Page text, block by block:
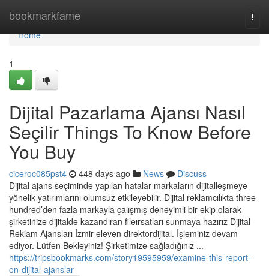
bookmarkfame
Home
Home
1
Dijital Pazarlama Ajansı Nasıl
Seçilir Things To Know Before
You Buy
ciceroc085pst4 448 days ago News
Discuss
Dijital ajans seçiminde yapılan hatalar markaların dijitalleşmeye
yönelik yatırımlarını olumsuz etkileyebilir. Dijital reklamcılıkta three
hundred’den fazla markayla çalışmış deneyimli bir ekip olarak
şirketinize dijitalde kazandıran fileırsatları sunmaya hazırız Dijital
Reklam Ajansları İzmir eleven direktordijital. İşleminiz devam
ediyor. Lütfen Bekleyiniz! Şirketimize sağladığınız ...
https://tripsbookmarks.com/story19595959/examine-this-report-
on-dijital-ajanslar